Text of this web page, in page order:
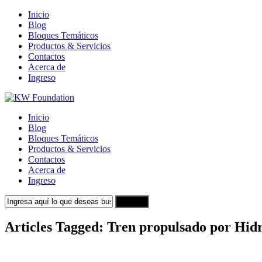
Inicio
Blog
Bloques Temáticos
Productos & Servicios
Contactos
Acerca de
Ingreso
Inicio
Blog
Bloques Temáticos
Productos & Servicios
Contactos
Acerca de
Ingreso
Articles Tagged: Tren propulsado por